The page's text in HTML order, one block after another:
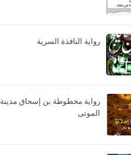
رواية النافذة السرية
رواية مخطوطة بن إسحاق مدينة
الموتى